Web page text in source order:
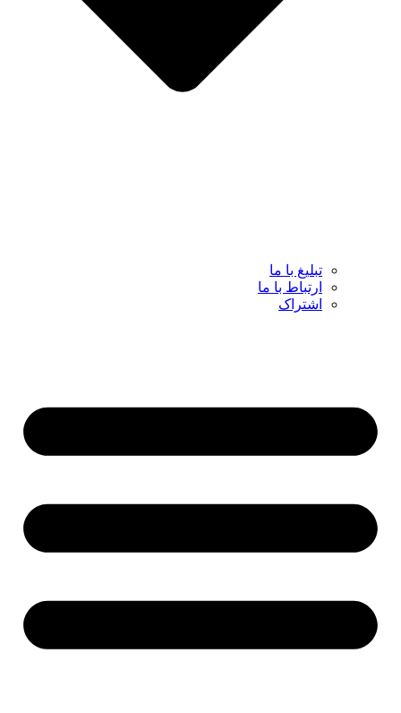
تبلیغ با ما
ارتباط با ما
اشتراک